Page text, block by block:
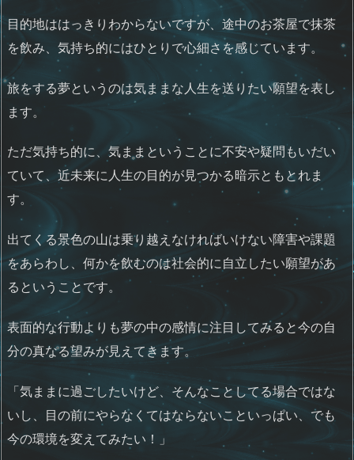
目的地ははっきりわからないですが、途中のお茶屋で抹茶
を飲み、気持ち的にはひとりで心細さを感じています。
旅をする夢というのは気ままな人生を送りたい願望を表し
ます。
ただ気持ち的に、気ままということに不安や疑問もいだい
ていて、近未来に人生の目的が見つかる暗示ともとれま
す。
出てくる景色の山は乗り越えなければいけない障害や課題
をあらわし、何かを飲むのは社会的に自立したい願望があ
るということです。
表面的な行動よりも夢の中の感情に注目してみると今の自
分の真なる望みが見えてきます。
「気ままに過ごしたいけど、そんなことしてる場合ではな
いし、目の前にやらなくてはならないこといっぱい、でも
今の環境を変えてみたい！」